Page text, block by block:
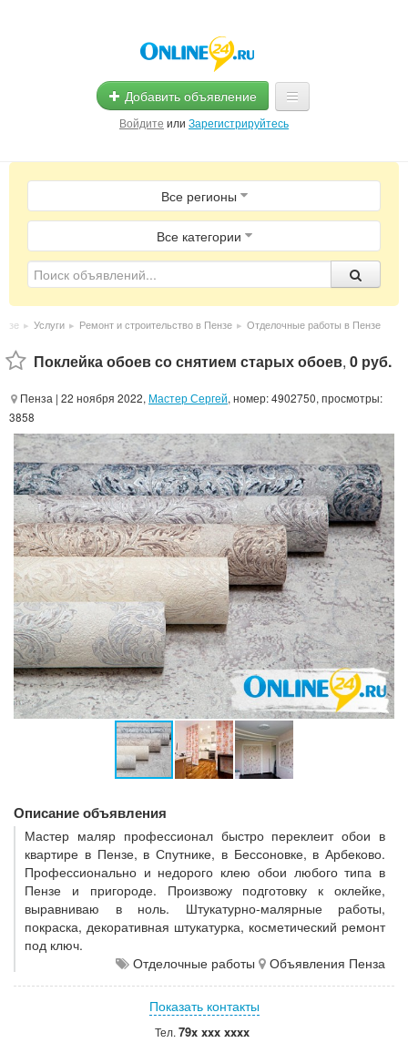
Добавить объявление
Войдите или Зарегистрируйтесь
Главная
Помощь
Услуги
Магазины
Все регионы
Все категории
▸ Услуги ▸ Ремонт и строительство в Пензе ▸ Отделочные работы в Пензе
Поклейка обоев со снятием старых обоев, 0 руб.
Пенза | 22 ноября 2022, Мастер Сергей, номер: 4902750, просмотры:
3858
Описание объявления
Мастер маляр профессионал быстро переклеит обои в
квартире в Пензе, в Спутнике, в Бессоновке, в Арбеково.
Профессионально и недорого клею обои любого типа в
Пензе и пригороде. Произвожу подготовку к оклейке,
выравниваю в ноль. Штукатурно-малярные работы,
покраска, декоративная штукатурка, косметический ремонт
под ключ.
Отделочные работы
Объявления Пенза
Показать контакты
Тел. 79x xxx xxxx